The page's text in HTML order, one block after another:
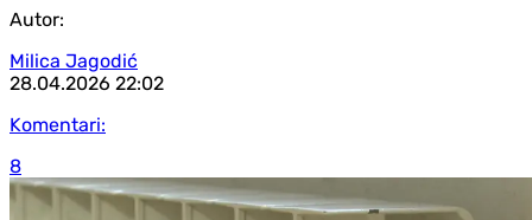
Autor:
Milica Jagodić
28.04.2026 22:02
Komentari:
8